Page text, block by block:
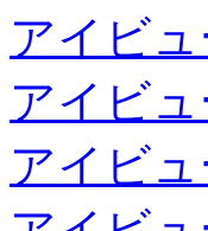
アイビ
アイビ
アイビ